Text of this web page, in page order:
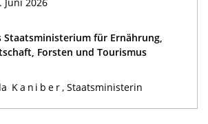
Staatsministerium für Ernährung,
Forsten und Tourismus
Kaniber , Staatsministerin